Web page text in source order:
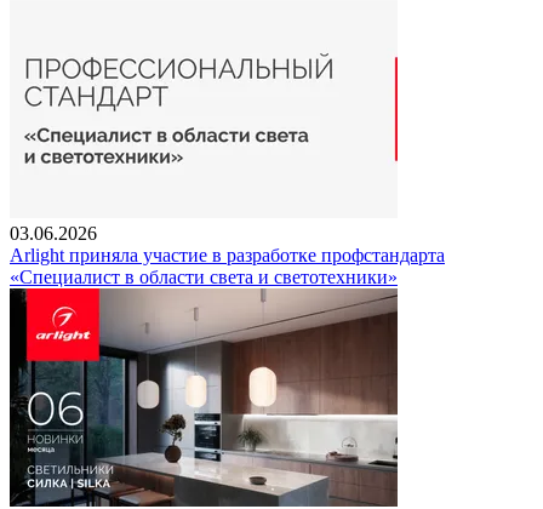
03.06.2026
Arlight приняла участие в разработке профстандарта
«Специалист в области света и светотехники»